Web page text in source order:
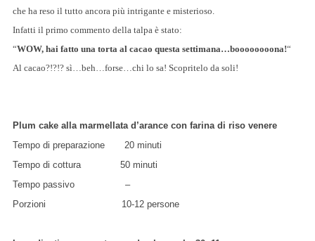
che ha reso il tutto ancora più intrigante e misterioso.
Infatti il primo commento della talpa è stato:
“WOW, hai fatto una torta al cacao questa settimana…boooooooona!“
Al cacao?!?!? sì…beh…forse…chi lo sa! Scopritelo da soli!
Plum cake alla marmellata d’arance con farina di riso venere
Tempo di preparazione 20 minuti
Tempo di cottura 50 minuti
Tempo passivo –
Porzioni 10-12 persone